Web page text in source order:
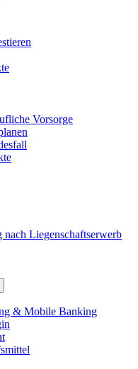
Vorsorge
nach Liegenschaftserwerb
& Mobile Banking